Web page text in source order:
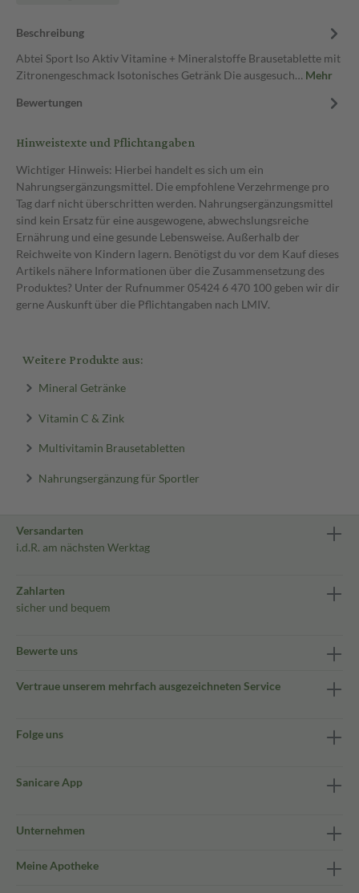
Beschreibung
Abtei Sport Iso Aktiv Vitamine + Mineralstoffe Brausetablette mit
Zitronengeschmack Isotonisches Getränk Die ausgesuch… Mehr
Bewertungen
Hinweistexte und Pflichtangaben
Wichtiger Hinweis: Hierbei handelt es sich um ein
Nahrungsergänzungsmittel. Die empfohlene Verzehrmenge pro
Tag darf nicht überschritten werden. Nahrungsergänzungsmittel
sind kein Ersatz für eine ausgewogene, abwechslungsreiche
Ernährung und eine gesunde Lebensweise. Außerhalb der
Reichweite von Kindern lagern. Benötigst du vor dem Kauf dieses
Artikels nähere Informationen über die Zusammensetzung des
Produktes? Unter der Rufnummer 05424 6 470 100 geben wir dir
gerne Auskunft über die Pflichtangaben nach LMIV.
Weitere Produkte aus:
Mineral Getränke
Vitamin C & Zink
Multivitamin Brausetabletten
Nahrungsergänzung für Sportler
Versandarten
i.d.R. am nächsten Werktag
Zahlarten
sicher und bequem
Bewerte uns
Vertraue unserem mehrfach ausgezeichneten Service
Folge uns
Sanicare App
Unternehmen
Meine Apotheke